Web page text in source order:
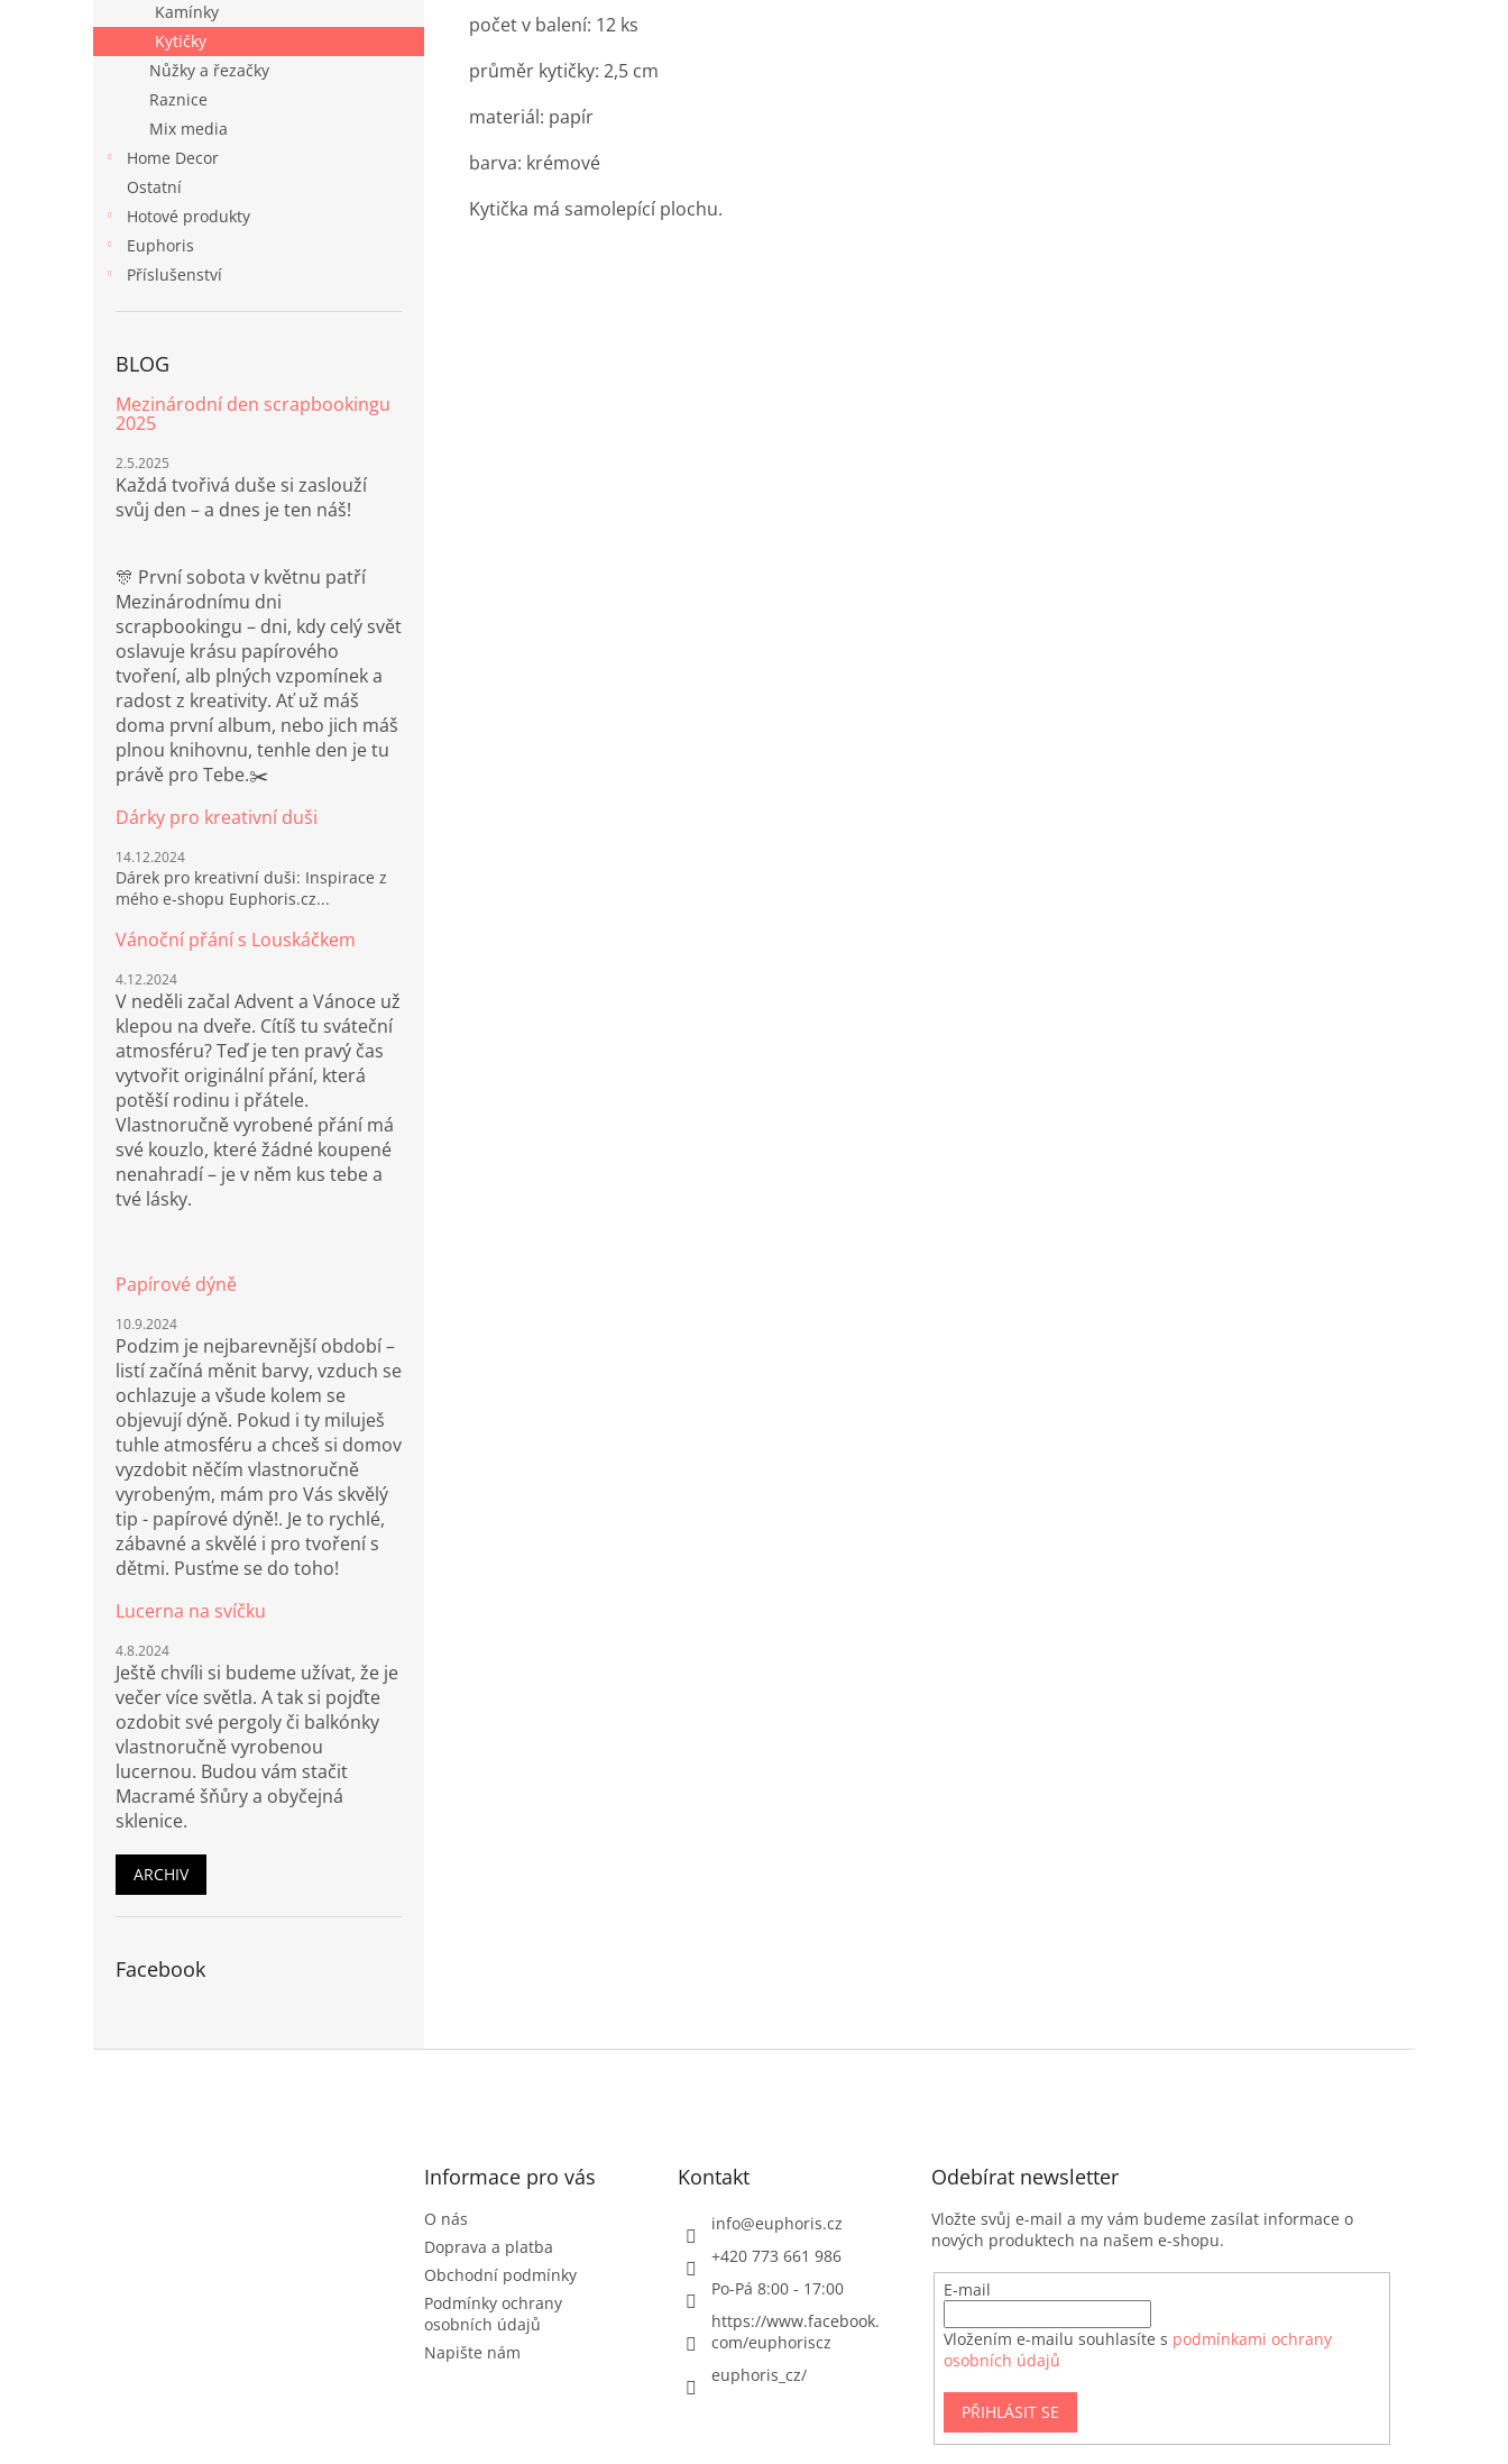
Kamínky
Kytičky
Nůžky a řezačky
Raznice
Mix media
Home Decor
Ostatní
Hotové produkty
Euphoris
Příslušenství
BLOG
Mezinárodní den scrapbookingu
2025
2.5.2025
Každá tvořivá duše si zaslouží
svůj den – a dnes je ten náš!
🎊 První sobota v květnu patří
Mezinárodnímu dni
scrapbookingu – dni, kdy celý svět
oslavuje krásu papírového
tvoření, alb plných vzpomínek a
radost z kreativity. Ať už máš
doma první album, nebo jich máš
plnou knihovnu, tenhle den je tu
právě pro Tebe.✂️
Dárky pro kreativní duši
14.12.2024
Dárek pro kreativní duši: Inspirace z
mého e-shopu Euphoris.cz...
Vánoční přání s Louskáčkem
4.12.2024
V neděli začal Advent a Vánoce už
klepou na dveře. Cítíš tu sváteční
atmosféru? Teď je ten pravý čas
vytvořit originální přání, která
potěší rodinu i přátele.
Vlastnoručně vyrobené přání má
své kouzlo, které žádné koupené
nenahradí – je v něm kus tebe a
tvé lásky.
Papírové dýně
10.9.2024
Podzim je nejbarevnější období –
listí začíná měnit barvy, vzduch se
ochlazuje a všude kolem se
objevují dýně. Pokud i ty miluješ
tuhle atmosféru a chceš si domov
vyzdobit něčím vlastnoručně
vyrobeným, mám pro Vás skvělý
tip - papírové dýně!. Je to rychlé,
zábavné a skvělé i pro tvoření s
dětmi. Pusťme se do toho!
Lucerna na svíčku
4.8.2024
Ještě chvíli si budeme užívat, že je
večer více světla. A tak si pojďte
ozdobit své pergoly či balkónky
vlastnoručně vyrobenou
lucernou. Budou vám stačit
Macramé šňůry a obyčejná
sklenice.
ARCHIV
Facebook
počet v balení: 12 ks
průměr kytičky: 2,5 cm
materiál: papír
barva: krémové
Kytička má samolepící plochu.
Informace pro vás
O nás
Doprava a platba
Obchodní podmínky
Podmínky ochrany
osobních údajů
Napište nám
Kontakt
info@euphoris.cz
+420 773 661 986
Po-Pá 8:00 - 17:00
https://www.facebook.
com/euphoriscz
euphoris_cz/
Odebírat newsletter
Vložte svůj e-mail a my vám budeme zasílat informace o
nových produktech na našem e-shopu.
E-mail
Vložením e-mailu souhlasíte s podmínkami ochrany
osobních údajů
PŘIHLÁSIT SE